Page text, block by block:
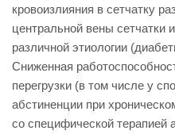
кровоизлияния в сетчатку
центральной вены сетчатки
различной этиологии
Сниженная
перегрузки (в том числе у
абстиненции при
со специфической терапией